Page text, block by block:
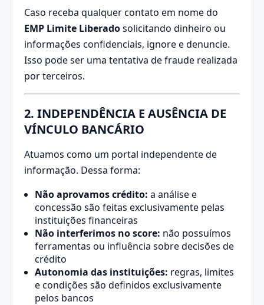
Caso receba qualquer contato em nome do
EMP Limite Liberadosolicitando dinheiro ou
informações confidenciais, ignore e denuncie.
Isso pode ser uma tentativa de fraude realizada
por terceiros.
2. INDEPENDÊNCIA E AUSÊNCIA DE
VÍNCULO BANCÁRIO
Atuamos como um portal independente de
informação. Dessa forma:
Não aprovamos crédito: a análise e
concessão são feitas exclusivamente pelas
instituições financeiras
Não interferimos no score: não possuímos
ferramentas ou influência sobre decisões de
crédito
Autonomia das instituições: regras, limites
e condições são definidos exclusivamente
pelos bancos